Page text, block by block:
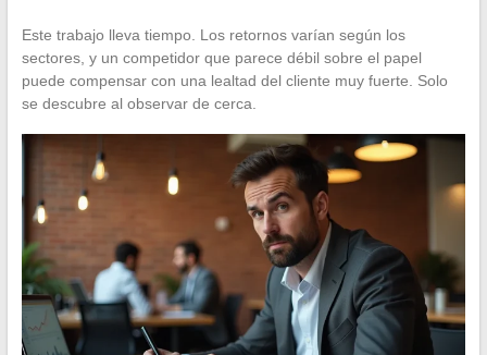
Este trabajo lleva tiempo. Los retornos varían según los
sectores, y un competidor que parece débil sobre el papel
puede compensar con una lealtad del cliente muy fuerte. Solo
se descubre al observar de cerca.